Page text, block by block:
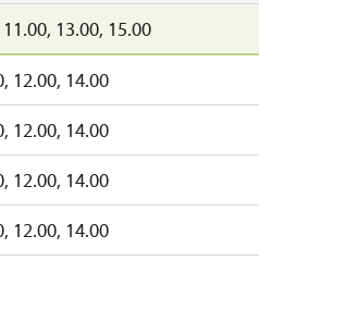
13.00, 15.00
12.00, 14.00
12.00, 14.00
12.00, 14.00
12.00, 14.00